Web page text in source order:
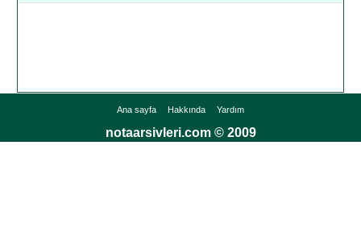
Ana sayfa Hakkında Yardım
notaarsivleri.com © 2009